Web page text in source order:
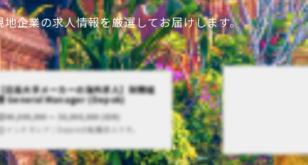
企業の求人情報を厳選してお届けします。
【日系大手メーカーの海外求人】財務経
General Manager (Depok)
40,000,000 〜 50,000,000 (IDR)
インドネシア / Depokの転職求人です。